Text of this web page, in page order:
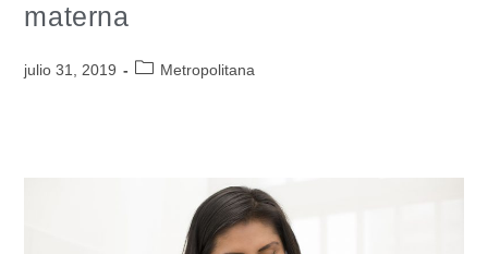
materna
julio 31, 2019 Metropolitana